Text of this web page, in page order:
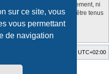
sur ce site, vous
vous permettant
de navigation
tiers sans votre consentement, ni
» ni phpBB ne peuvent être tenus
d’entraîner la
UTC+02:00
Portal